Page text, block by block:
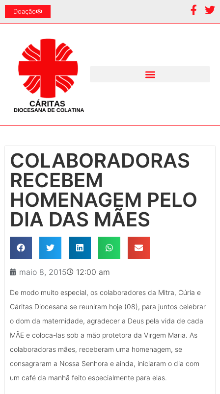
Doação
COLABORADORAS
RECEBEM
HOMENAGEM PELO
DIA DAS MÃES
maio 8, 2015 12:00 am
De modo muito especial, os colaboradores da Mitra, Cúria e
Cáritas Diocesana se reuniram hoje (08), para juntos celebrar
o dom da maternidade, agradecer a Deus pela vida de cada
MÃE e coloca-las sob a mão protetora da Virgem Maria. As
colaboradoras mães, receberam uma homenagem, se
consagraram a Nossa Senhora e ainda, iniciaram o dia com
um café da manhã feito especialmente para elas.